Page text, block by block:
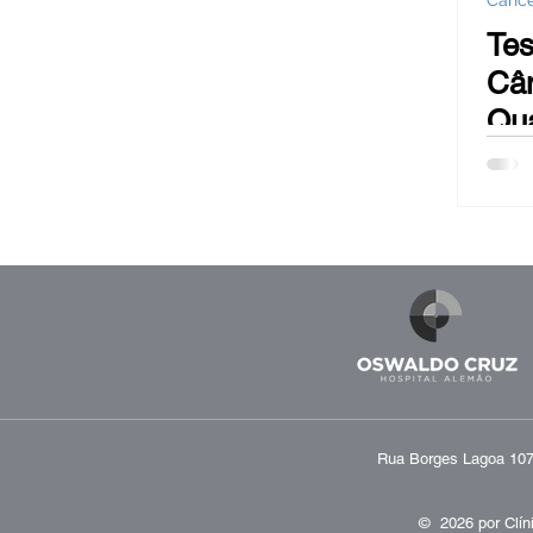
Sangue na urina (hematúrias)
Reversão de Vasectomia
Rua Borges Lagoa
© 2026 por